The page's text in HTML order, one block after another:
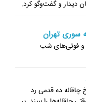
دیدار و گفت‌وگو کرد.
و فوتی‌های شب
گرم ۱۰ هزار تومان٬ از چرخ چاقاله ده قدمی رد